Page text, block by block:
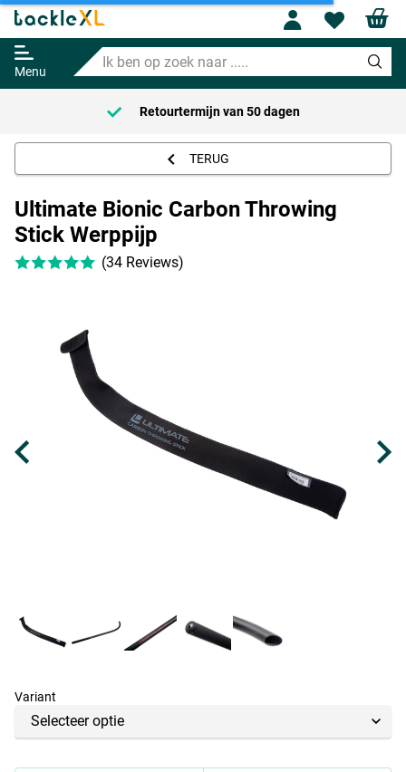
Menu
Ik
ben
op
zoek
naar
Profile
Ultimate Bionic Carbon Throwing
Stick Werppijp
Adviesprijs
49.95
26.95
Retourtermijn van 50 dagen
TERUG
Ultimate Bionic Carbon Throwing
Stick Werppijp
(34 Reviews)
Variant